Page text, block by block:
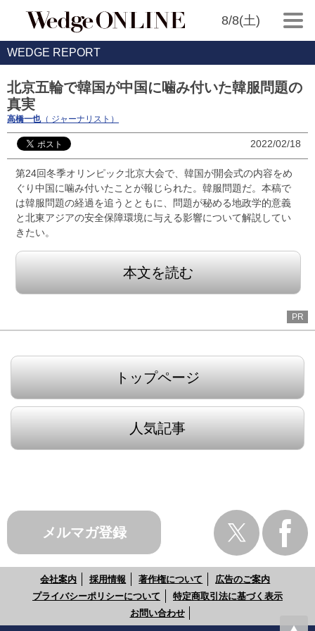
8/8(土)
WEDGE REPORT
北京五輪で韓国が中国に噛み付いた韓服問題の
真実
高橋一也（ ジャーナリスト）
2022/02/18
第24回冬季オリンピック北京大会で、韓国が開会式の内容をめ
ぐり中国に噛み付いたことが報じられた。韓服問題だ。本稿で
は韓服問題の経過を追うとともに、問題が秘める地政学的意義
と北東アジアの安全保障環境に与える影響について解説してい
きたい。
本文を読む
PR
トップページ
人気記事
メルマガ登録
会社案内 採用情報 著作権について
広告のご案内
プライバシーポリシーについて
特定商取引法に基づく表示
お問い合わせ